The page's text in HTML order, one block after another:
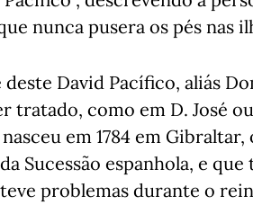
nunca pusera os pés nas
deste David Pacífico, aliás
tratado, como em D. José
em 1784 em
Sucessão espanhola, e
problemas durante o